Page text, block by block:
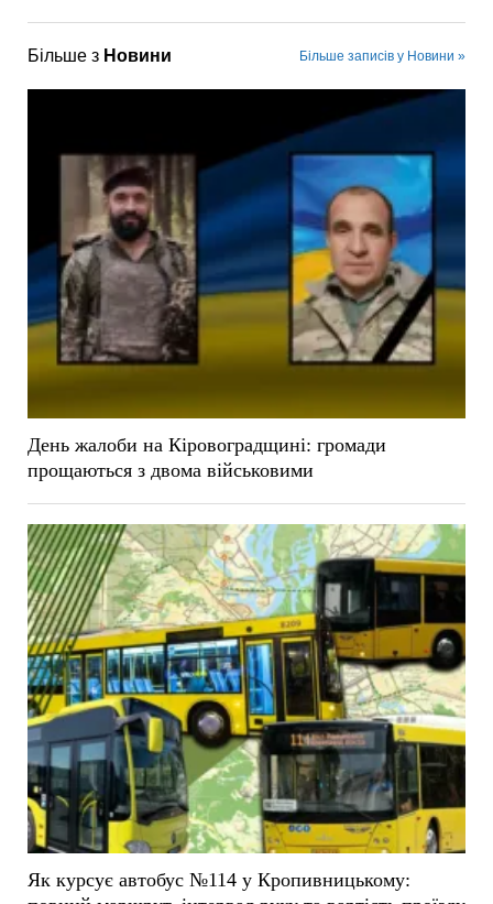
Більше з Новини Більше записів у Новини »
День жалоби на Кіровоградщині: громади
прощаються з двома військовими
Як курсує автобус №114 у Кропивницькому: